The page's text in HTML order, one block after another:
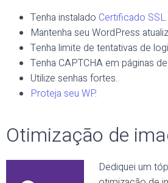
Tenha instalado Certificado SSL.
Mantenha seu WordPress
Tenha limite de tentativas de
Tenha CAPTCHA em páginas
Utilize senhas fortes.
Proteja seu WP.
Otimização de
Dediquei um